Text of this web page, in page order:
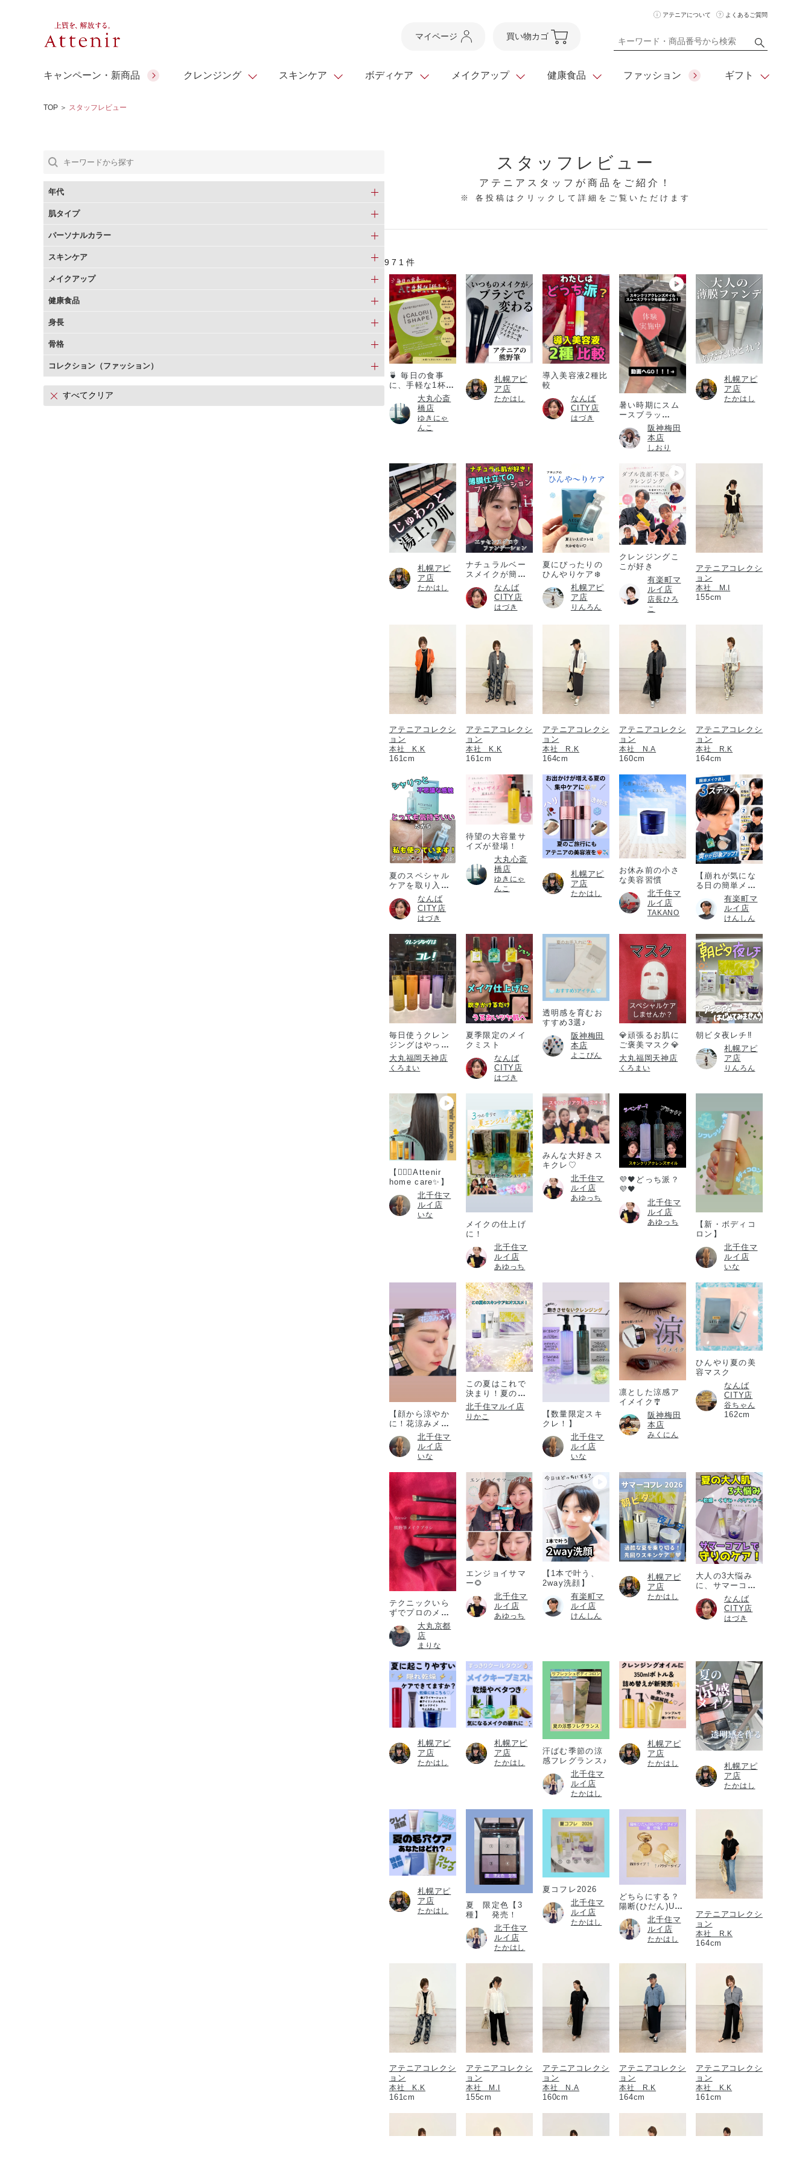
アテニアについて よくあるご質問
マイページ 買い物カゴ
キャンペーン・新商品 クレンジング
お友達紹介サービス
スキンケア
チェックで選ぶ
クレンジング
化粧水
乳液・ジェル・クリーム 美容液・クリーム
ボディケア
アロマリチュアル
＆エイジングケア
ボディケア・ハンドケア
・フレグランス
メイクアップ
Make Look
アイメイク
フェイスカラー
リップメイク メイクグッズ
健康食品
コラーゲン
ル
ビューティシリーズ ダイエットシリーズ
青汁シリーズ ベーシックシリーズ
ヘルスシリーズ 全商品一覧
ファッション ギフト
シーンから選ぶ
スキンクリア クレンズ
オイル 専用ギフト
贈れるeギフト
TOP ＞ スタッフレビュー
年代
肌タイプ
パーソナルカラー
スキンケア
メイクアップ
健康食品
身長
骨格
コレクション（ファッション）
すべてクリア
スタッフレビュー
アテニアスタッフが商品をご紹介！
※ 各投稿はクリックして詳細をご覧いただけます
971件
🍵 毎日の食事
に、手軽な1杯
大丸心斎
橋店
ゆきにゃ
んこ
札幌アピ
ア店
たかはし
導入美容液2種比
較
なんば
CITY店
はづき
暑い時期にスム
ースブラッ
ク！！！阪神梅田
本店
しおり
札幌アピ
ア店
たかはし
札幌アピ
ア店
たかはし
ナチュラルベー
スメイクが簡単
なんば
CITY店
はづき
夏にぴったりの
ひんやりケア❄️
札幌アピ
ア店
りんろん
クレンジングこ
こが好き
有楽町マ
ルイ店
店長ひろ
こ
アテニアコレクシ
ョン
本社 M.I
155cm
アテニアコレクシ
ョン
本社 K.K
161cm
アテニアコレクシ
ョン
本社 K.K
161cm
アテニアコレクシ
ョン
本社 R.K
164cm
アテニアコレクシ
ョン
本社 N.A
160cm
アテニアコレクシ
ョン
本社 R.K
164cm
夏のスペシャル
ケアを取り入れ
たい方必見！
なんば
CITY店
はづき
待望の大容量サ
イズが登場！
大丸心斎
橋店
ゆきにゃ
んこ
札幌アピ
ア店
たかはし
お休み前の小さ
な美容習慣
北千住マ
ルイ店
TAKANO
【崩れが気にな
る日の簡単メイ
ク直し】有楽町マ
ルイ店
けんしん
毎日使うクレン
ジングはやっぱ
りアテニア💎
大丸福岡天神店
くろまい
夏季限定のメイ
クミスト
なんば
CITY店
はづき
透明感を育むお
すすめ3選♪
阪神梅田
本店
よこぴん
💎頑張るお肌に
ご褒美マスク💎
大丸福岡天神店
くろまい
朝ビタ夜レチ‼️
札幌アピ
ア店
りんろん
【💆🏻‍♀️Attenir
home care✨】
北千住マ
ルイ店
いな
メイクの仕上げ
に！
北千住マ
ルイ店
あゆっち
みんな大好きス
キクレ♡
北千住マ
ルイ店
あゆっち
💜🖤どっち派？
💜🖤
北千住マ
ルイ店
あゆっち
【新・ボディコ
ロン】
北千住マ
ルイ店
いな
【顔から涼やか
に！花涼みメイ
北千住マ
ルイ店
いな
この夏はこれで
決まり！夏のコ
フレ！
北千住マルイ店
りかこ
【数量限定スキ
クレ！】
北千住マ
ルイ店
いな
凛とした涼感ア
イメイク🎐
阪神梅田
本店
みくにん
ひんやり夏の美
容マスク
なんば
CITY店
谷ちゃん
162cm
テクニックいら
ずでプロのメイ
ク仕上がりを✨
大丸京都
店
まりな
エンジョイサマ
ー🌻
北千住マ
ルイ店
あゆっち
【1本で叶う、
2way洗顔】
有楽町マ
ルイ店
けんしん
札幌アピ
ア店
たかはし
大人の3大悩み
に、サマーコフ
なんば
CITY店
はづき
札幌アピ
ア店
たかはし
札幌アピ
ア店
たかはし
汗ばむ季節の涼
感フレグランス♪
北千住マ
ルイ店
たかはし
札幌アピ
ア店
たかはし
札幌アピ
ア店
たかはし
札幌アピ
ア店
たかはし
夏 限定色【3
種】 発売！
北千住マ
ルイ店
たかはし
夏コフレ2026
北千住マ
ルイ店
たかはし
どちらにする？
陽断(ひだん)UV
パウダー北千住マ
ルイ店
たかはし
アテニアコレクシ
ョン
本社 R.K
164cm
アテニアコレクシ
ョン
本社 K.K
161cm
アテニアコレクシ
ョン
本社 M.I
155cm
アテニアコレクシ
ョン
本社 N.A
160cm
アテニアコレクシ
ョン
本社 R.K
164cm
アテニアコレクシ
ョン
本社 K.K
161cm